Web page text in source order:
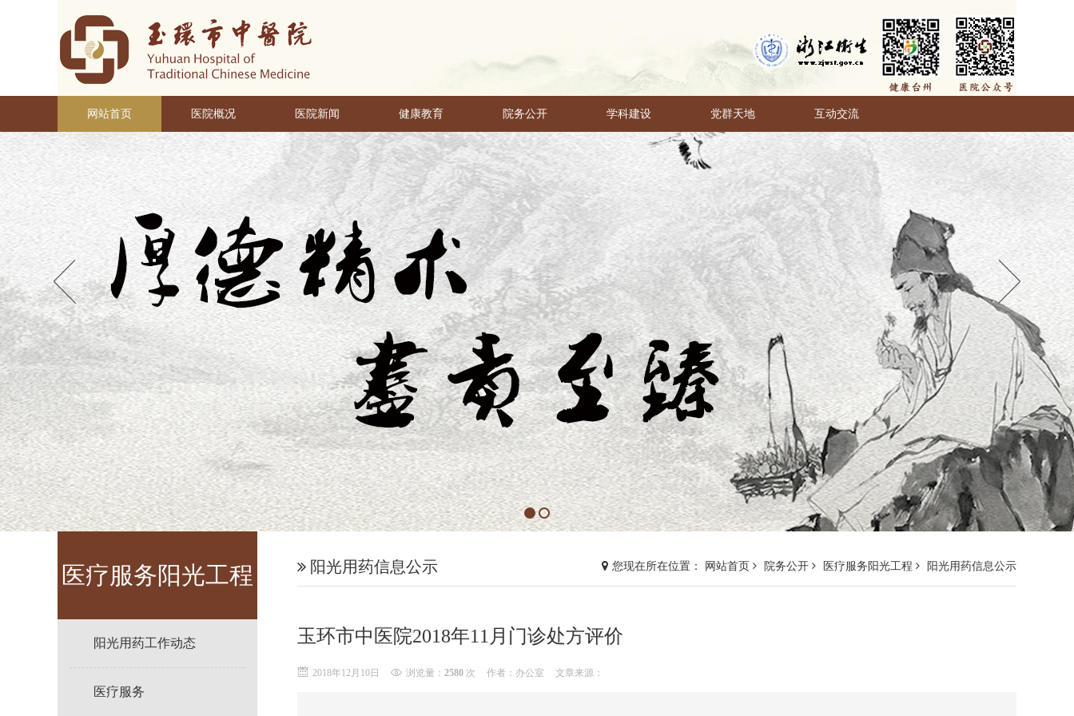
网站首页 医院概况 医院新闻 健康教育 院务公开 学科建设 党群天地 互动交流
医疗服务阳光工程
阳光用药工作动态
医疗服务
您现在所在位置： 网站首页 院务公开 医疗服务阳光工程 阳光用药信息公示
阳光用药信息公示
玉环市中医院2018年11月门诊处方评价
2018年12月10日 浏览量： 2580 次 作者：办公室 文章来源：